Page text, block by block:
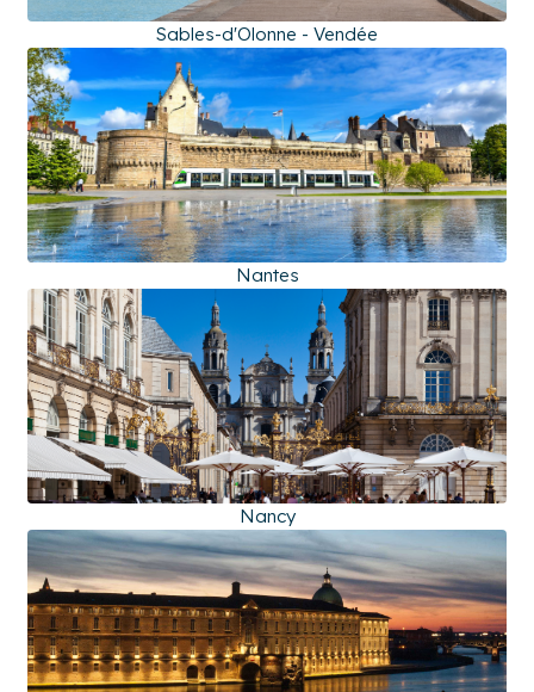
Sables-d'Olonne - Vendée
Nantes
Nancy